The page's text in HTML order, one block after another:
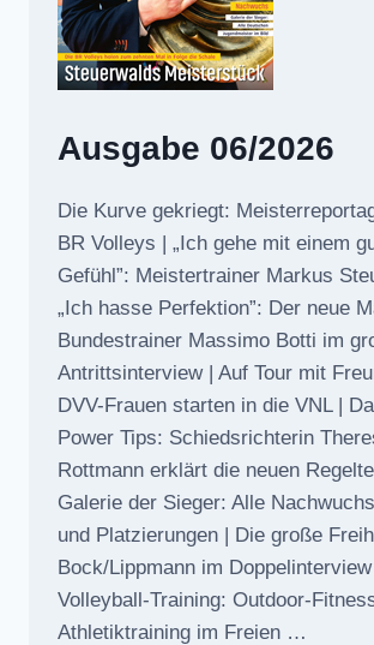
Ausgabe 06/2026
Die Kurve gekriegt:
BR Volleys | „Ich gehe mit einem
Gefühl”: Meistertrainer Markus
„Ich hasse Perfektion”: Der neue
Bundestrainer Massimo Botti im
Antrittsinterview | Auf Tour mit
DVV-Frauen starten in die VNL |
Power Tips: Schiedsrichterin
Rottmann erklärt die neuen
Galerie der Sieger: Alle
und Platzierungen | Die große
Bock/Lippmann im
Volleyball-Training: Outdoor-
Athletiktraining im Freien …